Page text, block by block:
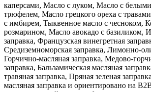
каперсами, Масло с луком, Масло с
трюфелем, Масло грецкого ореха с
с имбирем, Тыквенное масло с чесноком,
розмарином, Масло авокадо с базиликом,
заправка, Французская винегретная
Средиземноморская заправка, Лимонно-
Горчично-масляная заправка, Медово-
заправка, Бальзамическая масляная
травяная заправка, Пряная зеленая
масляная заправка и ориентировано на